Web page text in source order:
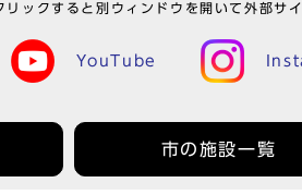
リックすると別ウィンドウを開いて外部サ
YouTube
市の施設一覧